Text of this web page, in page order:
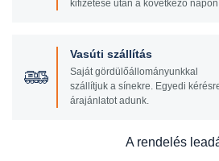
kifizetése után a következő napon.
Vasúti szállítás
Saját gördülőállományunkkal
szállítjuk a sínekre. Egyedi
árajánlatot adunk.
A rendelés